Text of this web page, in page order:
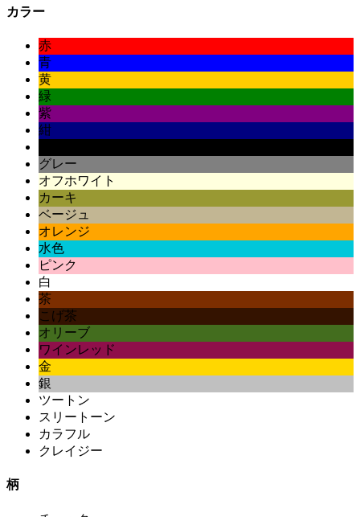
カラー
赤
青
黄
緑
紫
紺
グレー
オフホワイト
カーキ
ベージュ
オレンジ
水色
ピンク
白
茶
こげ茶
オリーブ
ワインレッド
金
銀
ツートン
スリートーン
カラフル
クレイジー
柄